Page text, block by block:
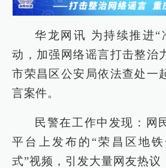
华龙网讯 为持续推进“
动，加强网络谣言打击整治
市荣昌区公安局依法查处一
言案件。
民警在工作中发现：网
平台上发布的“荣昌区地
式”视频，引发大量网友热议